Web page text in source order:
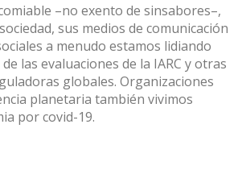
–no exento de sinsabores–,
sus medios de comunicación
a menudo estamos lidiando
las evaluaciones de la IARC y otras
globales. Organizaciones
planetaria también vivimos
por covid-19.